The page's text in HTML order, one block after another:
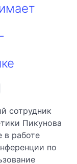
сотрудник
Пикунова
в работе
по